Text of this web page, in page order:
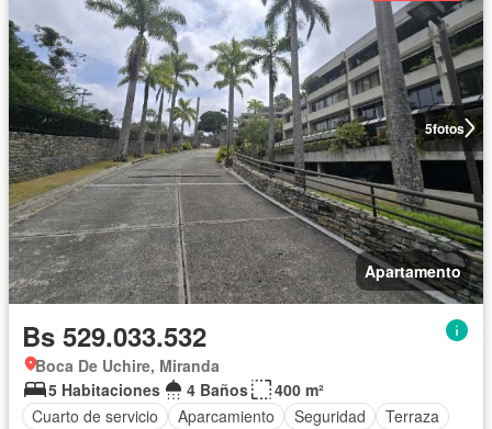
5fotos
Apartamento
Bs 529.033.532
Boca De Uchire, Miranda
5 Habitaciones
4 Baños
400 m²
Cuarto de servicio
Aparcamiento Seguridad
Terraza